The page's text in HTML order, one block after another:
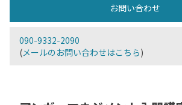
お問い合わせ
090-9332-2090
(メールのお問い合わせはこちら)